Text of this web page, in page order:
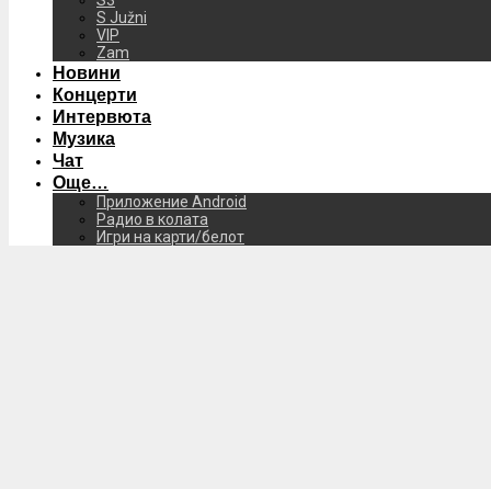
S Južni
VIP
Zam
Новини
Концерти
Интервюта
Музика
Чат
Още…
Приложение Android
Радио в колата
Игри на карти/белот